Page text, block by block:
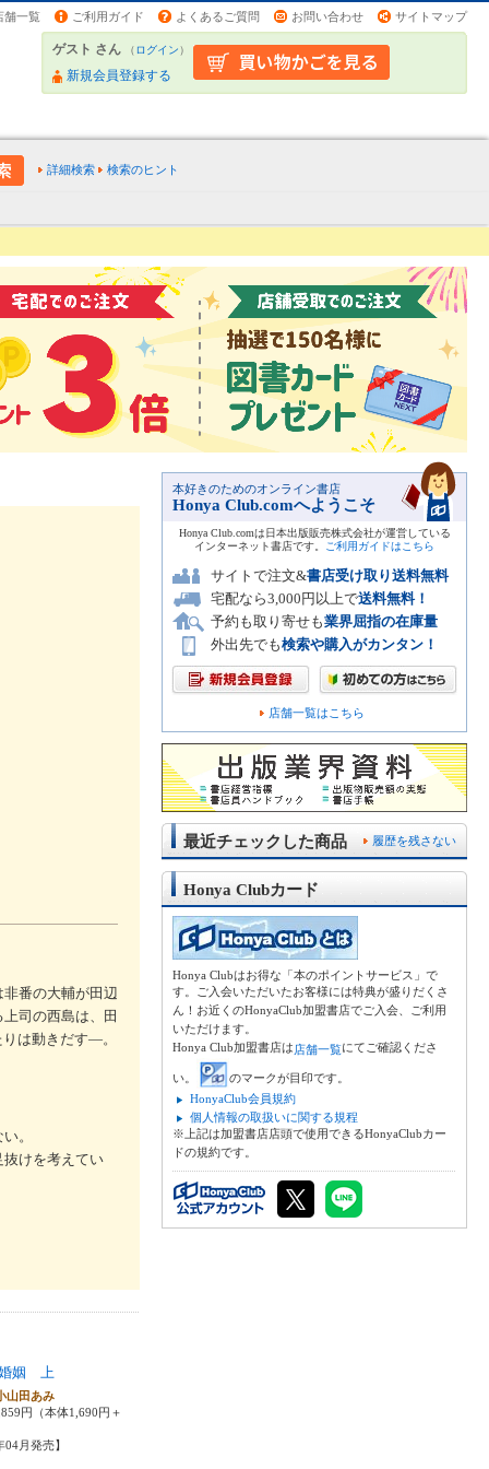
舗一覧 ご利用ガイド よくあるご質問 お問い合わせ サイトマップ
ゲスト さん （ログイン）
新規会員登録する
詳細検索 検索のヒント
番の大輔が田辺
司の西島は、田
は動きだす―。
。
けを考えてい
姻 上
田あみ
円（本体1,690円＋
04月発売】
本好きのためのオンライン書店
Honya Club.comへようこそ
Honya Club.comは日本出版販売株式会社が運営している
インターネット書店です。
ご利用ガイドはこちら
サイトで注文&書店受け取り送料無料
宅配なら3,000円以上で送料無料！
予約も取り寄せも業界屈指の在庫量
外出先でも検索や購入がカンタン！
店舗一覧はこちら
履歴を残さない
最近チェックした商品
Honya Clubカード
Honya Clubはお得な「本のポイントサービス」で
す。ご入会いただいたお客様には特典が盛りだくさ
ん！お近くのHonyaClub加盟書店でご入会、ご利用
いただけます。
Honya Club加盟書店は店舗一覧にてご確認くださ
い。
のマークが目印です。
HonyaClub会員規約
個人情報の取扱いに関する規程
※上記は加盟書店店頭で使用できるHonyaClubカー
ドの規約です。